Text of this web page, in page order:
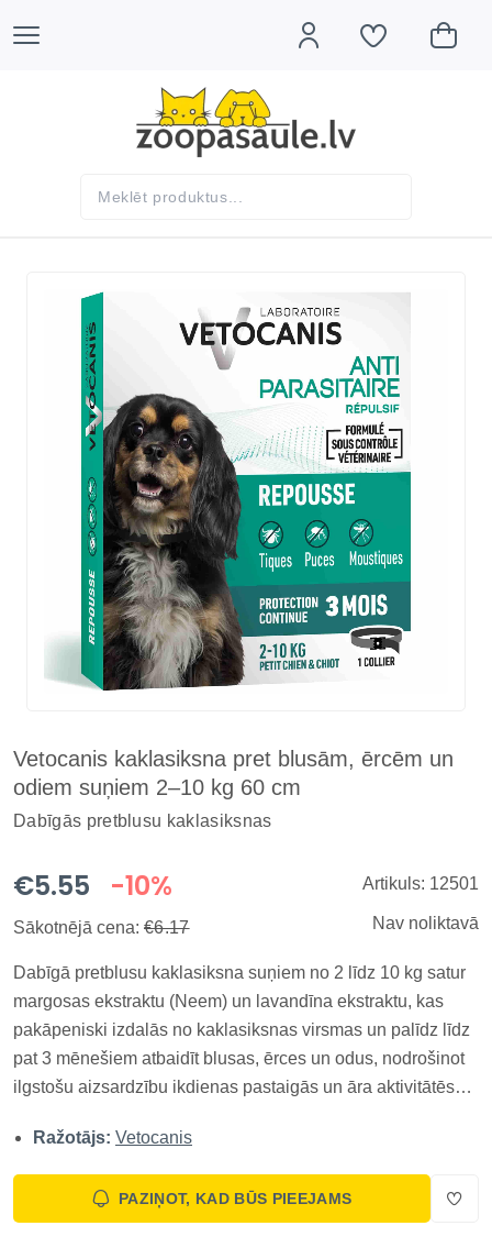
Vetocanis kaklasiksna pret blusām, ērcēm un
odiem suņiem 2–10 kg 60 cm
Dabīgās pretblusu kaklasiksnas
€5.55 -10%
Sākotnējā cena: €6.17
Artikuls: 12501
Nav noliktavā
Dabīgā pretblusu kaklasiksna suņiem no 2 līdz 10 kg satur
margosas ekstraktu (Neem) un lavandīna ekstraktu, kas
pakāpeniski izdalās no kaklasiksnas virsmas un palīdz līdz
pat 3 mēnešiem atbaidīt blusas, ērces un odus, nodrošinot
ilgstošu aizsardzību ikdienas pastaigās un āra aktivitātēs
Piemērota maziem suņiem un kucēniem, kaklasiksna ir
viegli uz...
Ražotājs: Vetocanis
PAZIŅOT, KAD BŪS PIEEJAMS